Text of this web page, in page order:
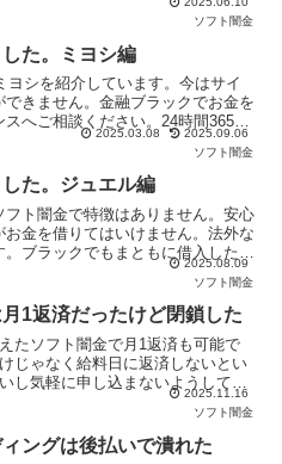
対にお金は借りないでください。
ソフト闇金
た。ミヨシ編
シを紹介しています。今はサイ
きません。金融ブラックでお金を
へご相談ください。24時間365日
2025.03.08
2025.09.06
ソフト闇金
た。ジュエル編
ト闇金で特徴はありません。安心
金を借りてはいけません。法外な
ブラックでもまともに借入したい
消費者金融がオススメです。2025.08.09
ソフト闇金
1返済だったけど閉鎖した
たソフト闇金で月1返済も可能で
じゃなく給料日に返済しないとい
し気軽に申し込まないようしてく
ので一般的なソフト闇金よりマシ
2025.11.16
ソフト闇金
ングは後払いで潰れた